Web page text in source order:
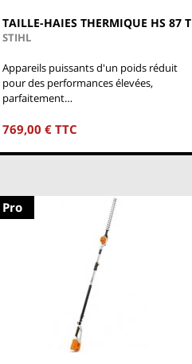
TAILLE-HAIES THERMIQUE HS 87 T
STIHL
Appareils puissants d'un poids réduit
pour des performances élevées,
parfaitement…
769,00 € TTC
Pro